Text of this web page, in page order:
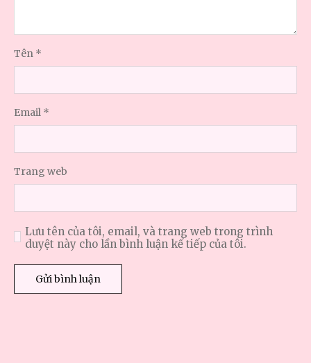
Tên *
Email *
Trang web
Lưu tên của tôi, email, và trang web trong trình
duyệt này cho lần bình luận kế tiếp của tôi.